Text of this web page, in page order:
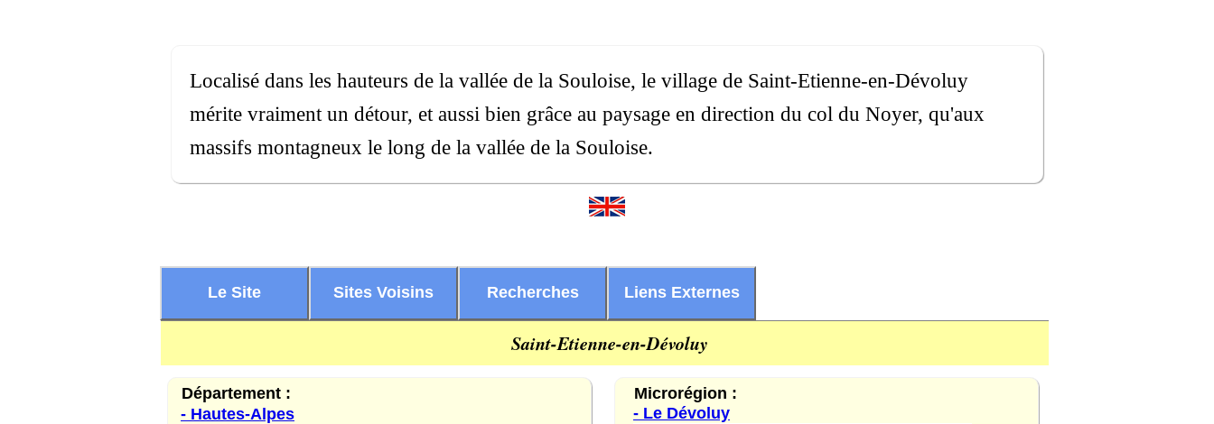
Localisé dans les hauteurs de la vallée de la Souloise, le village de Saint-Etienne-en-Dévoluy
mérite vraiment un détour, et aussi bien grâce au paysage en direction du col du Noyer, qu'aux
massifs montagneux le long de la vallée de la Souloise.
Le Site Sites Voisins Recherches Liens Externes
Saint-Etienne-en-Dévoluy
Département :
- Hautes-Alpes
Microrégion :
- Le Dévoluy